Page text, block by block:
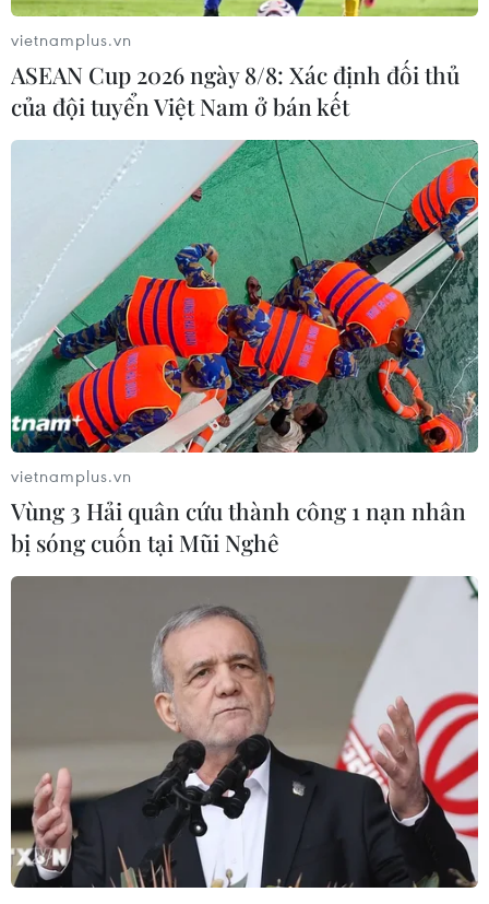
Các nước Mekong-Lan Thương tăng
cường hợp tác vì phát triển bền vững
18/12/2019 11:33
Theo thỏa thuận, trong 5 năm tới, hai bên sẽ phối hợp
làm việc thông qua các hoạt động phát triển và quản lý
tài nguyên nước và các tài nguyên liên quan.
Nhật Bản và Việt Nam đồng chủ trì Hội
nghị Bộ trưởng Mekong-Nhật Bản
Bộ trưởng Ngoại giao Nhật Bản Toshimitsu Motegi và
Phó Thủ tướng, Bộ trưởng Ngoại giao Việt Nam Phạm
Bình Minh sẽ đồng chủ trì hội nghị Bộ trưởng Mekong-
Nhật Bản lần thứ 13.
vietnamplus.vn
ASEAN Cup 2026 ngày 8/8: Xác định đối thủ
của đội tuyển Việt Nam ở bán kết
vietnamplus.vn
Vùng 3 Hải quân cứu thành công 1 nạn nhân
bị sóng cuốn tại Mũi Nghê